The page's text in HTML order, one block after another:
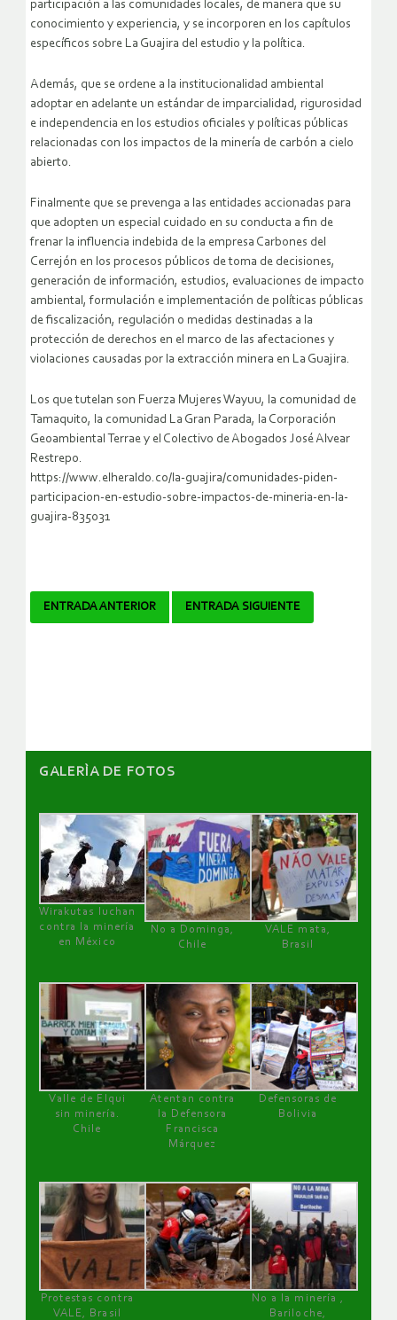
participación a las comunidades locales, de manera que su
conocimiento y experiencia, y se incorporen en los capítulos
específicos sobre La Guajira del estudio y la política.
Además, que se ordene a la institucionalidad ambiental
adoptar en adelante un estándar de imparcialidad, rigurosidad
e independencia en los estudios oficiales y políticas públicas
relacionadas con los impactos de la minería de carbón a cielo
abierto.
Finalmente que se prevenga a las entidades accionadas para
que adopten un especial cuidado en su conducta a fin de
frenar la influencia indebida de la empresa Carbones del
Cerrejón en los procesos públicos de toma de decisiones,
generación de información, estudios, evaluaciones de impacto
ambiental, formulación e implementación de políticas públicas
de fiscalización, regulación o medidas destinadas a la
protección de derechos en el marco de las afectaciones y
violaciones causadas por la extracción minera en La Guajira.
Los que tutelan son Fuerza Mujeres Wayuu, la comunidad de
Tamaquito, la comunidad La Gran Parada, la Corporación
Geoambiental Terrae y el Colectivo de Abogados José Alvear
Restrepo.
https://www.elheraldo.co/la-guajira/comunidades-piden-
participacion-en-estudio-sobre-impactos-de-mineria-en-la-
guajira-835031
Navegador
ENTRADA ANTERIOR ENTRADA SIGUIENTE
GALERÌA DE FOTOS
Wirakutas luchan
contra la minería
en México
No a Dominga,
Chile
VALE mata,
Brasil
Valle de Elqui
sin minería.
Chile
Atentan contra
la Defensora
Francisca
Márquez
Defensoras de
Bolivia
Protestas contra
VALE, Brasil
No a la minería ,
Bariloche,